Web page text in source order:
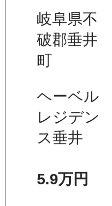
岐阜県不
破郡垂井
町
ヘーベル
レジデン
ス垂井
5.9万円